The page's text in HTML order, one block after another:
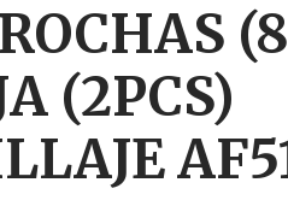
(2PCS)